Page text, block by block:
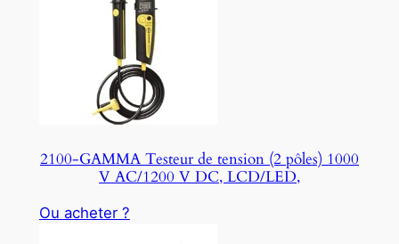
2100-GAMMA Testeur de tension (2 pôles) 1000
V AC/1200 V DC, LCD/LED,
Ou acheter ?